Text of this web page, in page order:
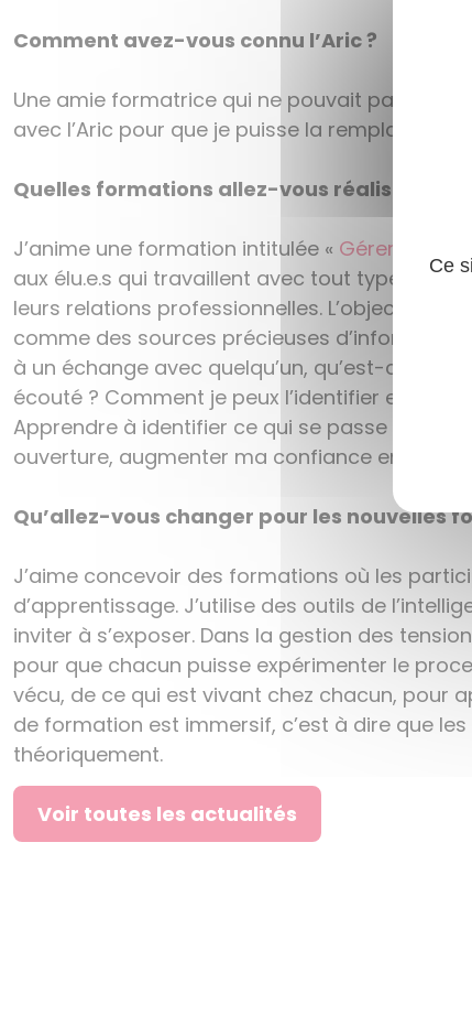
Comment avez-vous connu l’Aric ?
Une amie formatrice qui ne pouvait pas
avec l’Aric pour que je puisse la remplacer.
Quelles formations allez-vous réaliser à
J’anime une formation intitulée « Gérer les
aux élu.e.s qui travaillent avec tout type
leurs relations professionnelles. L’objectif de
comme des sources précieuses d’information
à un échange avec quelqu’un, qu’est-ce que
écouté ? Comment je peux l’identifier et puis
Apprendre à identifier ce qui se passe en moi
ouverture, augmenter ma confiance en moi et
Qu’allez-vous changer pour les nouvelles
J’aime concevoir des formations où les
d’apprentissage. J’utilise des outils de
inviter à s’exposer. Dans la gestion des
pour que chacun puisse expérimenter le
vécu, de ce qui est vivant chez chacun, pour
de formation est immersif, c’est à dire que
théoriquement.
Voir toutes les actualités
Ce